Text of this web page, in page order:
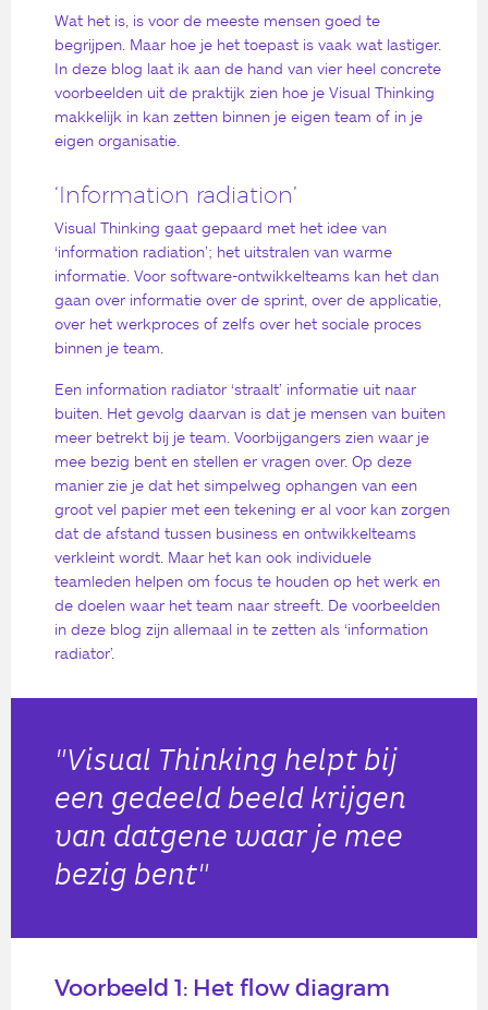
Wat het is, is voor de meeste mensen goed te
begrijpen. Maar hoe je het toepast is vaak wat lastiger.
In deze blog laat ik aan de hand van vier heel concrete
voorbeelden uit de praktijk zien hoe je Visual Thinking
makkelijk in kan zetten binnen je eigen team of in je
eigen organisatie.
‘Information radiation’
Visual Thinking gaat gepaard met het idee van
‘information radiation’; het uitstralen van warme
informatie. Voor software-ontwikkelteams kan het dan
gaan over informatie over de sprint, over de applicatie,
over het werkproces of zelfs over het sociale proces
binnen je team.
Een information radiator ‘straalt’ informatie uit naar
buiten. Het gevolg daarvan is dat je mensen van buiten
meer betrekt bij je team. Voorbijgangers zien waar je
mee bezig bent en stellen er vragen over. Op deze
manier zie je dat het simpelweg ophangen van een
groot vel papier met een tekening er al voor kan zorgen
dat de afstand tussen business en ontwikkelteams
verkleint wordt. Maar het kan ook individuele
teamleden helpen om focus te houden op het werk en
de doelen waar het team naar streeft. De voorbeelden
in deze blog zijn allemaal in te zetten als ‘information
radiator’.
"Visual Thinking helpt bij
een gedeeld beeld krijgen
van datgene waar je mee
bezig bent"
Voorbeeld 1: Het flow diagram